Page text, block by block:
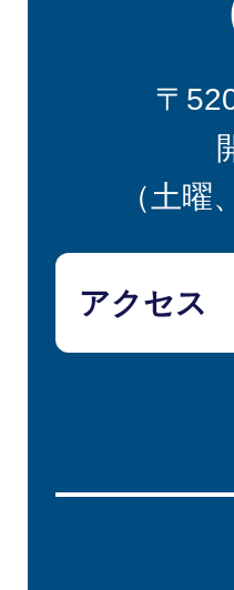
〒
（土
アクセス